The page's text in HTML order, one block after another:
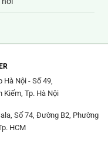
Hà Nội - Số 49,
Kiếm, Tp. Hà Nội
Số 74, Đường B2, Phường
HCM